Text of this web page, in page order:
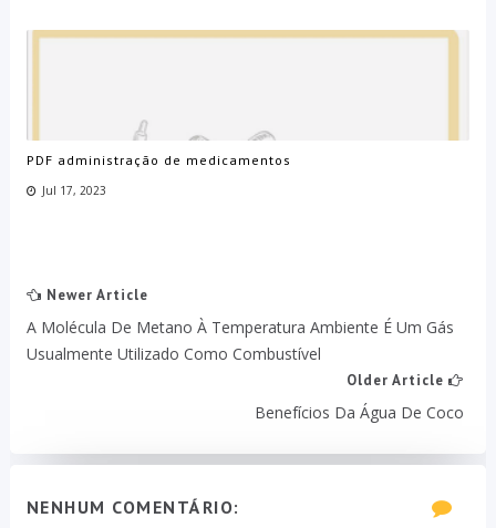
PDF administração de medicamentos
Jul 17, 2023
Newer Article
A Molécula De Metano À Temperatura Ambiente É Um Gás
Usualmente Utilizado Como Combustível
Older Article
Benefícios Da Água De Coco
NENHUM COMENTÁRIO: